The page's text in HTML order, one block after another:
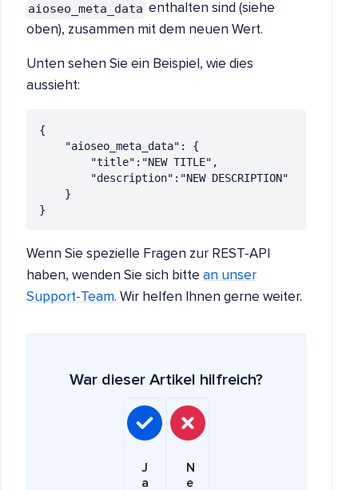
aioseo_meta_data enthalten sind (siehe
oben), zusammen mit dem neuen Wert.
Unten sehen Sie ein Beispiel, wie dies
aussieht:
{
}
Wenn Sie spezielle Fragen zur REST-API
haben, wenden Sie sich bitte an unser
Support-Team. Wir helfen Ihnen gerne weiter.
War dieser Artikel hilfreich?
J
a
N
e